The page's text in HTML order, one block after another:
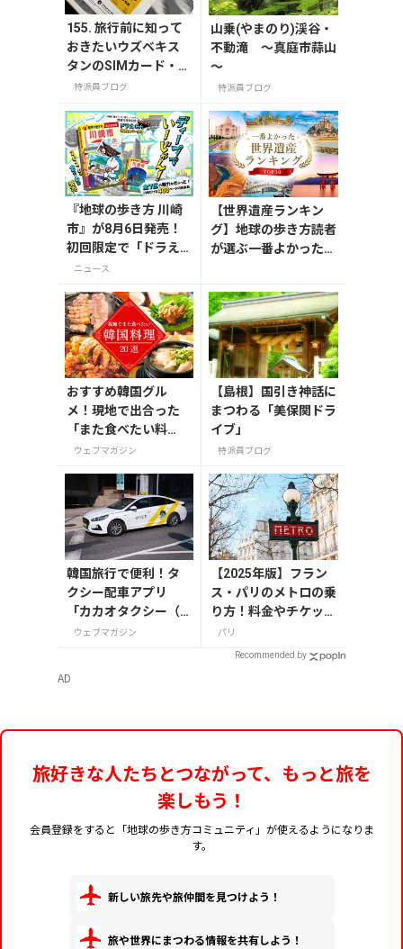
155. 旅行前に知って
おきたいウズベキス
タンのSIMカード・W
i-Fiなどインターネッ
特派員ブログ
山乗(やまのり)渓谷・
不動滝 ～真庭市蒜山
～
特派員ブログ
『地球の歩き方 川崎
市』が8月6日発売！
初回限定で「ドラえ
もん」描き下ろし特
ニュース
【世界遺産ランキン
グ】地球の歩き方読者
が選ぶ一番よかった世
おすすめ韓国グル
メ！現地で出合った
「また食べたい料
理」20選
ウェブマガジン
【島根】国引き神話に
まつわる「美保関ドラ
イブ」
特派員ブログ
韓国旅行で便利！タ
クシー配車アプリ
「カカオタクシー（K
AKAO T）」の登録・
ウェブマガジン
【2025年版】フラン
ス・パリのメトロの乗
り方！料金やチケット
の種類、注意点を解説
パリ
Recommended by
AD
旅好きな人たちとつながって、もっと旅を
楽しもう！
会員登録をすると「地球の歩き方コミュニティ」が使えるようになりま
す。
新しい旅先や旅仲間を見つけよう！
旅や世界にまつわる情報を共有しよう！